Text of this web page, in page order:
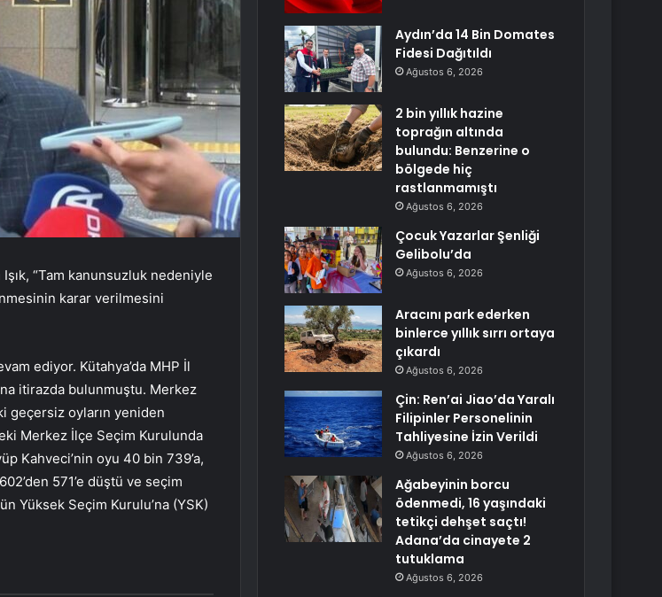
“Tam kanunsuzluk nedeniyle
karar verilmesini
ediyor. Kütahya’da MHP İl
itirazda bulunmuştu. Merkez
geçersiz oyların yeniden
Merkez İlçe Seçim Kurulunda
Kahveci’nin oyu 40 bin 739’a,
571’e düştü ve seçim
Yüksek Seçim Kurulu’na (YSK)
Aydın’da 14 Bin Domates
Fidesi Dağıtıldı
Ağustos 6, 2026
2 bin yıllık hazine
toprağın altında
bulundu: Benzerine o
bölgede hiç
rastlanmamıştı
Ağustos 6, 2026
Çocuk Yazarlar Şenliği
Gelibolu’da
Ağustos 6, 2026
Aracını park ederken
binlerce yıllık sırrı ortaya
çıkardı
Ağustos 6, 2026
Çin: Ren’ai Jiao’da Yaralı
Filipinler Personelinin
Tahliyesine İzin Verildi
Ağustos 6, 2026
Ağabeyinin borcu
ödenmedi, 16 yaşındaki
tetikçi dehşet saçtı!
Adana’da cinayete 2
tutuklama
Ağustos 6, 2026